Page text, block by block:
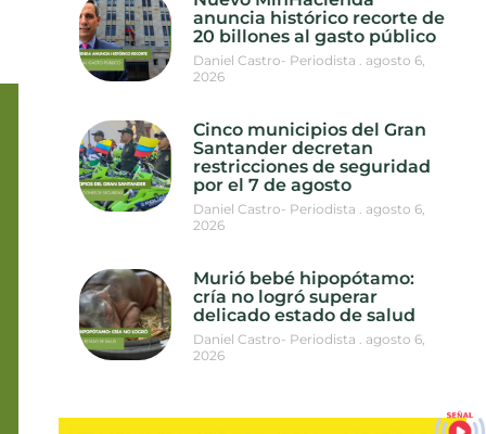
anuncia histórico recorte de
20 billones al gasto público
Daniel Castro- Periodista
agosto 6,
2026
Cinco municipios del Gran
Santander decretan
restricciones de seguridad
por el 7 de agosto
Daniel Castro- Periodista
agosto 6,
2026
Murió bebé hipopótamo:
cría no logró superar
delicado estado de salud
Daniel Castro- Periodista
agosto 6,
2026